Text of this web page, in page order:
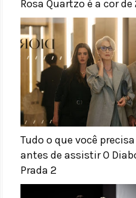
Rosa Quartzo é a cor de
Tudo o que você
antes de assistir O
Prada 2